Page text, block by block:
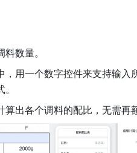
数量。
用一个数字控件来支持输入
出各个调料的配比，无需再